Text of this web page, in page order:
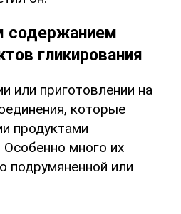
содержанием
гликирования
или приготовлении на
которые
продуктами
Особенно много их
подрумяненной или